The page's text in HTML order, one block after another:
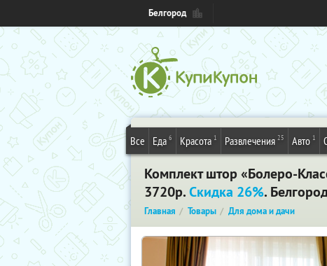
Белгород
Все Еда 6 Красота 1 Развлечения 25 Авто 1
Комплект штор «Болеро-
3720р.Скидка 26%.
Главная Товары Для дома и дачи